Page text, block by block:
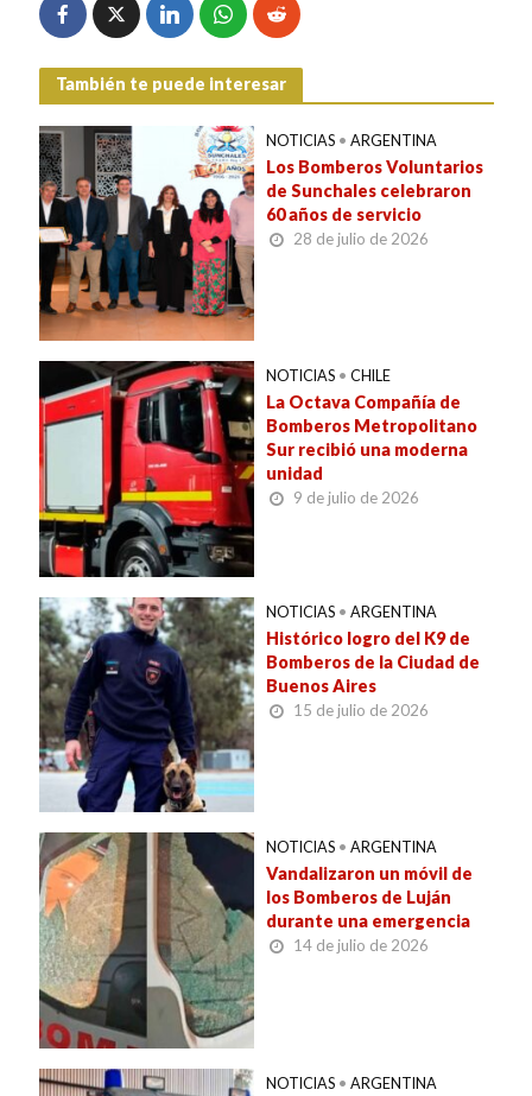
También te puede interesar
NOTICIAS • ARGENTINA
Los Bomberos Voluntarios
de Sunchales celebraron
60 años de servicio
28 de julio de 2026
NOTICIAS • CHILE
La Octava Compañía de
Bomberos Metropolitano
Sur recibió una moderna
unidad
9 de julio de 2026
NOTICIAS • ARGENTINA
Histórico logro del K9 de
Bomberos de la Ciudad de
Buenos Aires
15 de julio de 2026
NOTICIAS • ARGENTINA
Vandalizaron un móvil de
los Bomberos de Luján
durante una emergencia
14 de julio de 2026
NOTICIAS • ARGENTINA